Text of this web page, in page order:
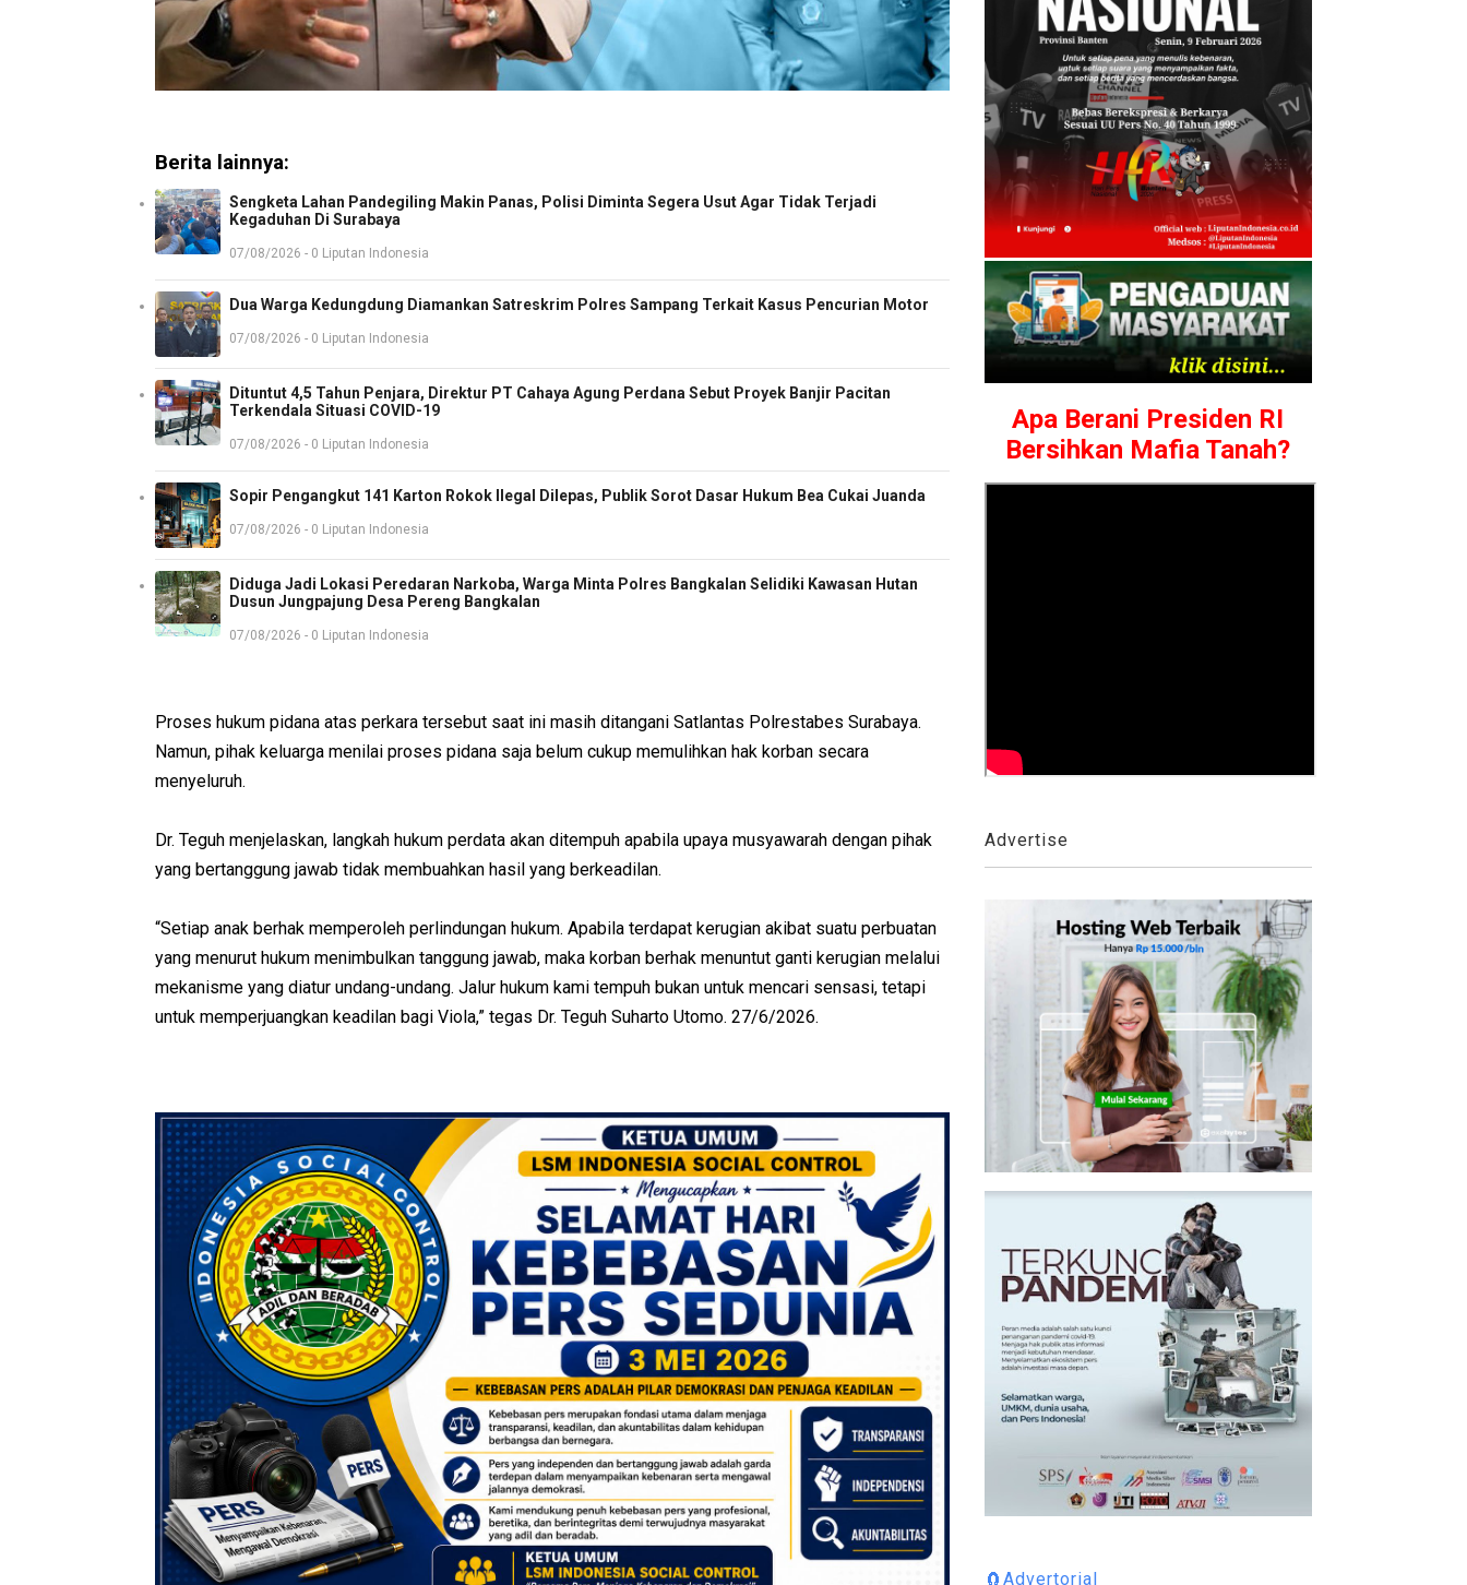
Berita lainnya:
Sengketa Lahan Pandegiling Makin Panas, Polisi Diminta Segera Usut Agar Tidak Terjadi
Kegaduhan Di Surabaya
07/08/2026 - 0 Liputan Indonesia
Dua Warga Kedungdung Diamankan Satreskrim Polres Sampang Terkait Kasus Pencurian Motor
07/08/2026 - 0 Liputan Indonesia
Dituntut 4,5 Tahun Penjara, Direktur PT Cahaya Agung Perdana Sebut Proyek Banjir Pacitan
Terkendala Situasi COVID-19
07/08/2026 - 0 Liputan Indonesia
Sopir Pengangkut 141 Karton Rokok Ilegal Dilepas, Publik Sorot Dasar Hukum Bea Cukai Juanda
07/08/2026 - 0 Liputan Indonesia
Diduga Jadi Lokasi Peredaran Narkoba, Warga Minta Polres Bangkalan Selidiki Kawasan Hutan
Dusun Jungpajung Desa Pereng Bangkalan
07/08/2026 - 0 Liputan Indonesia
Proses hukum pidana atas perkara tersebut saat ini masih ditangani Satlantas Polrestabes Surabaya.
Namun, pihak keluarga menilai proses pidana saja belum cukup memulihkan hak korban secara
menyeluruh.
Dr. Teguh menjelaskan, langkah hukum perdata akan ditempuh apabila upaya musyawarah dengan pihak
yang bertanggung jawab tidak membuahkan hasil yang berkeadilan.
“Setiap anak berhak memperoleh perlindungan hukum. Apabila terdapat kerugian akibat suatu perbuatan
yang menurut hukum menimbulkan tanggung jawab, maka korban berhak menuntut ganti kerugian melalui
mekanisme yang diatur undang-undang. Jalur hukum kami tempuh bukan untuk mencari sensasi, tetapi
untuk memperjuangkan keadilan bagi Viola,” tegas Dr. Teguh Suharto Utomo. 27/6/2026.
Apa Berani Presiden RI
Bersihkan Mafia Tanah?
Advertise
🧲Advertorial